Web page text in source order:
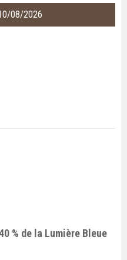
08/2026
% de la Lumière Bleue